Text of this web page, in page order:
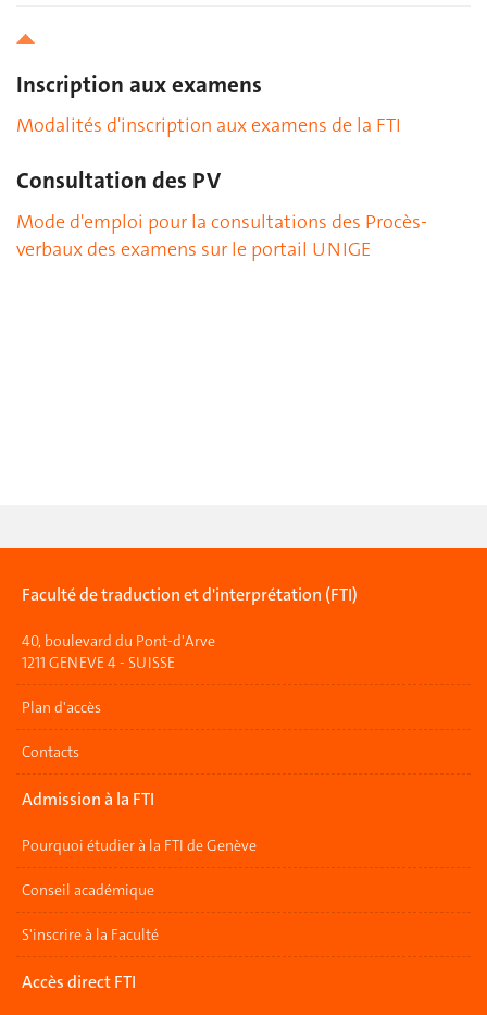
Inscription aux examens
Modalités d'inscription aux examens de la FTI
Consultation des PV
Mode d'emploi pour la consultations des Procès-
verbaux des examens sur le portail UNIGE
Faculté de traduction et d'interprétation (FTI)
40, boulevard du Pont-d'Arve
1211 GENEVE 4 - SUISSE
Plan d'accès
Contacts
Admission à la FTI
Pourquoi étudier à la FTI de Genève
Conseil académique
S'inscrire à la Faculté
Accès direct FTI